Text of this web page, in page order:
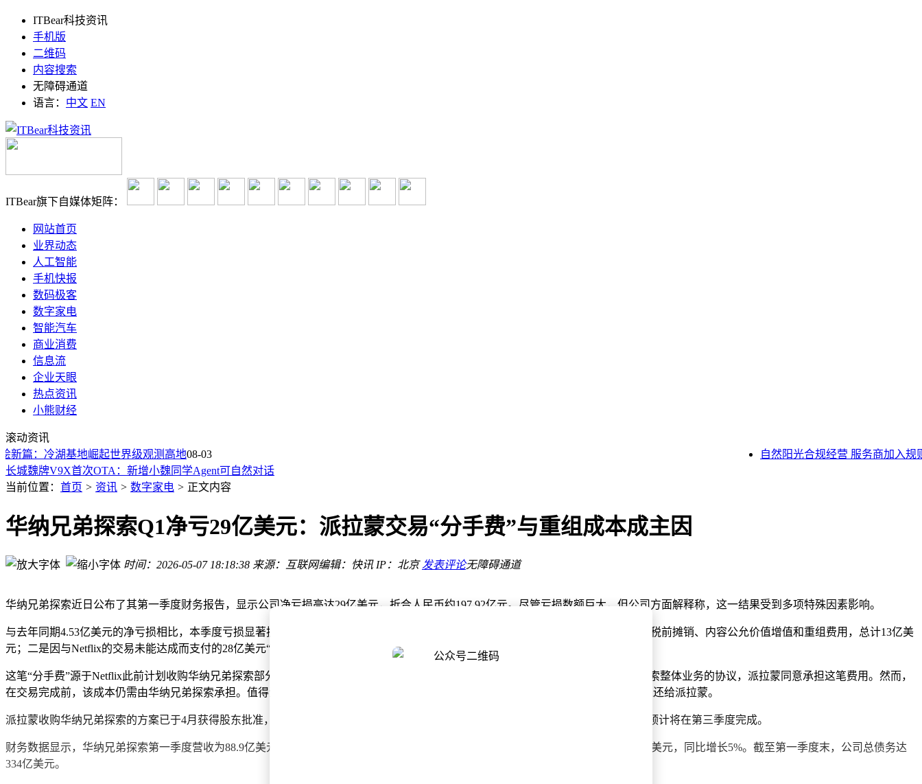
ITBear科技资讯
手机版
二维码
内容搜索
无障碍通道
语言： 中文 EN
ITBear旗下自媒体矩阵：
网站首页
业界动态
人工智能
手机快报
数码极客
数字家电
智能汽车
商业消费
信息流
企业天眼
热点资讯
小熊财经
滚动资讯
篇：冷湖基地崛起世界级观测高地08-03 自然阳光合规经营 服务商加入规则
长征六号改火箭再立新功 通信技术试验卫星二十七号双星成功入轨
集中供冷，真的来了
长城魏牌V9X首次OTA：新增小魏同学Agent可自然对话
长城魏牌V9X首次OTA升级：新增多项功能 智能交互与驾驶体验再提升
长城魏牌V9X首次OTA升级：新增多项功能，智能驾驶与交互体验再进阶
江苏徐州、山东济南小区集中供冷来袭！不开空调享清凉 冷气费标准公布
比亚迪海狮08内饰官图来袭！六座版细节曝光，空间配置亮点足
AVhomes数字边缘媒体主机：智慧教学空间集成革新，一机掌控全场景
长征六号改火箭再立新功 通信技术试验卫星二十七号双星成功入轨
当前位置： 首页 > 资讯 > 数字家电 > 正文内容
华纳兄弟探索Q1净亏29亿美元：派拉蒙交易“分手费”与重组成本成主因
时间：2026-05-07 18:18:38 来源：互联网编辑：快讯 IP：北京 发表评论无障碍通道
华纳兄弟探索近日公布了其第一季度财务报告，显示公司净亏损高达29亿美元，折合人民币约197.92亿元。尽管亏损数额巨大，但公司方面解释称，这一结果受到多项特殊因素影响。
与去年同期4.53亿美元的净亏损相比，本季度亏损显著扩大。导致亏损加剧的主要原因包括两项大额支出：一是与收购相关的无形资产税前摊销、内容公允价值增值和重组费用，总计13亿美
元；二是因与Netflix的交易未能达成而支付的28亿美元“分手费”。
这笔“分手费”源于Netflix此前计划收购华纳兄弟探索部分资产，但最终因派拉蒙天舞提出更高报价而退出。根据派拉蒙收购华纳兄弟探索整体业务的协议，派拉蒙同意承担这笔费用。然而，
在交易完成前，该成本仍需由华纳兄弟探索承担。值得注意的是，若华纳兄弟探索因更高报价终止与派拉蒙的交易，这笔费用可能需返还给派拉蒙。
派拉蒙收购华纳兄弟探索的方案已于4月获得股东批准，目前正等待监管审查。派拉蒙在最新财报中表示，交易推进已取得重大进展，预计将在第三季度完成。
财务数据显示，华纳兄弟探索第一季度营收为88.9亿美元，同比下降1%，折合人民币约606.72亿元；调整后息税折旧摊销前利润为22亿美元，同比增长5%。截至第一季度末，公司总债务达
334亿美元。